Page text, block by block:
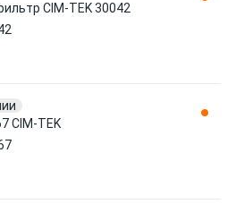
CIM-TEK 30042
CIM-TEK